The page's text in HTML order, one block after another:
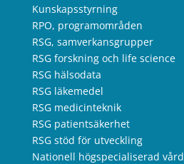
Kunskapsstyrning
RPO, programområden
RSG, samverkansgrupper
RSG forskning och life science
RSG hälsodata
RSG läkemedel
RSG medicinteknik
RSG patientsäkerhet
RSG stöd för utveckling
Nationell högspecialiserad vård